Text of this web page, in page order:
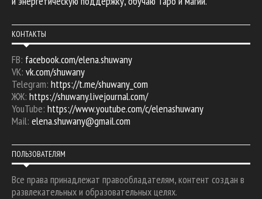
КОНТАКТЫ
FB: facebook.com/elena.shuwany
VK: vk.com/shuwany
Telegram: https://t.me/shuwany_com
ЖЖ: https://shuwany.livejournal.com/
YouTube: https://www.youtube.com/c/elenashuwany
Mail: elena.shuwany@gmail.com
ПОЛЬЗОВАТЕЛЯМ
Все права принадлежат правообладателям, контент создан в
развлекательных и образовательных целях.